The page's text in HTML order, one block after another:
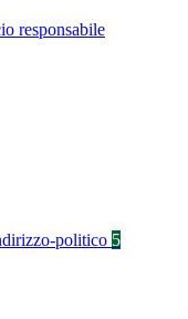
responsabile
politico 5